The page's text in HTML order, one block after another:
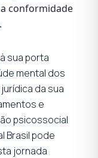
conformidade
sua porta
mental dos
da sua
e
psicossocial
Brasil pode
jornada